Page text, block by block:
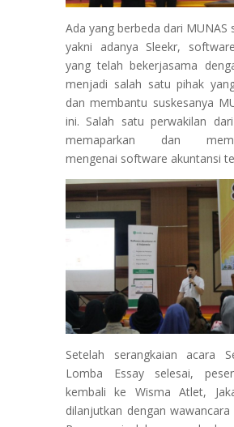
Ada yang berbeda dari MUNAS
yakni adanya Sleekr,
yang telah bekerjasama
menjadi salah satu pihak
dan membantu suskesanya
ini. Salah satu perwakilan
memaparkan dan
mengenai software akuntansi
Setelah serangkaian acara
Lomba Essay selesai,
kembali ke Wisma Atlet,
dilanjutkan dengan